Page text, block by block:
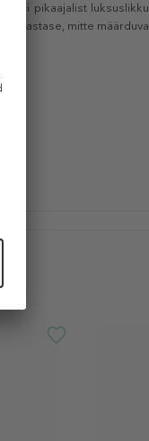
kui pikaajalist luksuslikku
mitte määrduva